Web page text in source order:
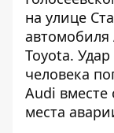
на улице
автомобиля
Toyota.
человека
Audi
места